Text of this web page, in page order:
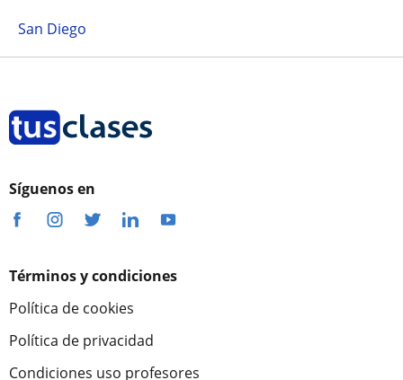
San Diego
Síguenos en
Términos y condiciones
Política de cookies
Política de privacidad
Condiciones uso profesores